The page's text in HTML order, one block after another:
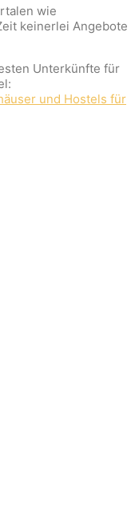
wie
keinerlei Angebote
Unterkünfte für
und Hostels für